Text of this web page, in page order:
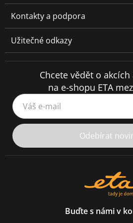
Kontakty a podpora
Užitečné odkazy
Chcete vědět o
na e-shopu ETA
Váš e-mail
Odebírat
Buďte s námi v